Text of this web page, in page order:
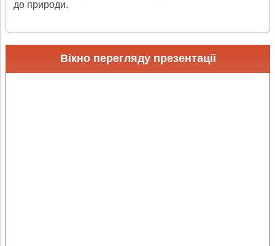
до природи.
Вікно перегляду презентації